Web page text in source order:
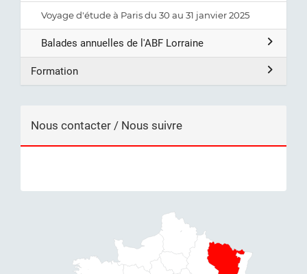
Voyage d'étude à Paris du 30 au 31 janvier 2025
Balades annuelles de l'ABF Lorraine
Formation
Nous contacter / Nous suivre